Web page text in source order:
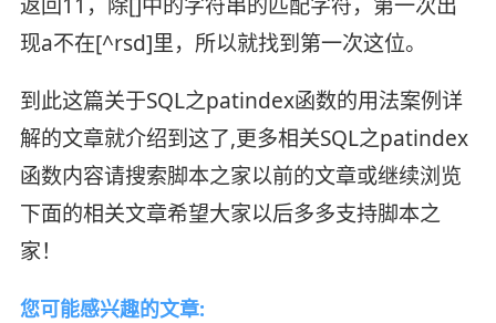
现a不在[^rsd]里，所以就找到第一次这位。
到此这篇关于SQL之patindex函数的用法案例详
解的文章就介绍到这了,更多相关SQL之patindex
函数内容请搜索脚本之家以前的文章或继续浏览
下面的相关文章希望大家以后多多支持脚本之
家！
您可能感兴趣的文章: